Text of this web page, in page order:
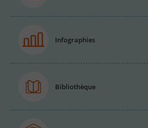
Infographies
Bibliothèque